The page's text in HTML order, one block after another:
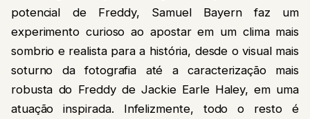
potencial de Freddy, Samuel Bayern faz um
experimento curioso ao apostar em um clima mais
sombrio e realista para a história, desde o visual mais
soturno da fotografia até a caracterização mais
robusta do Freddy de Jackie Earle Haley, em uma
atuação inspirada. Infelizmente, todo o resto é